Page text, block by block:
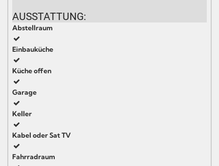
AUSSTATTUNG:
Abstellraum
Einbauküche
Küche offen
Garage
Keller
Kabel oder Sat TV
Fahrradraum